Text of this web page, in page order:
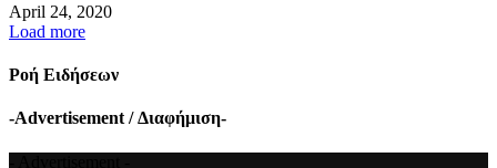
April 24, 2020
Load more
Ροή Ειδήσεων
-Advertisement / Διαφήμιση-